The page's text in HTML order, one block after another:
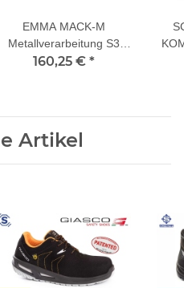
EMMA MACK-M
Metallverarbeitung S3
Sicherheitsschuhe
160,25 € *
Artikel